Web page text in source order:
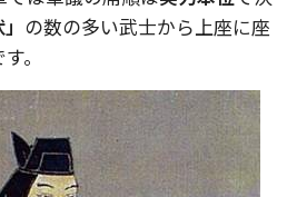
の数の多い武士から上座に座
。